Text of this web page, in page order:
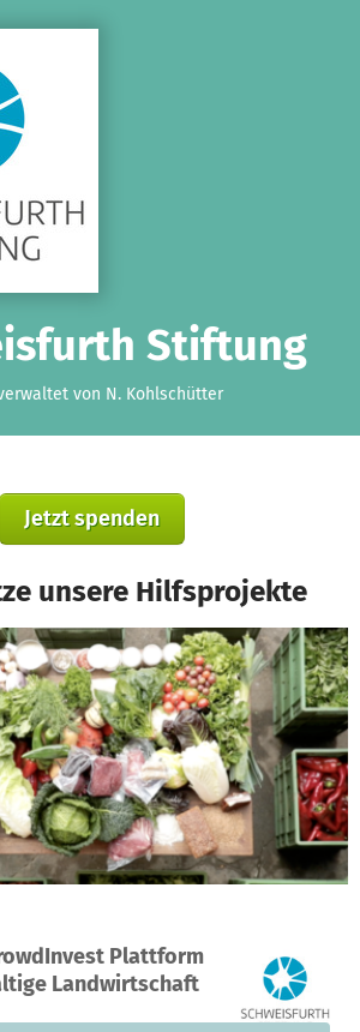
Stiftung
von N. Kohlschütter
Jetzt spenden
unsere Hilfsprojekte
Plattform
Landwirtschaft
Deutschland
25 %
finanziert
67.000 €
fehlen noch